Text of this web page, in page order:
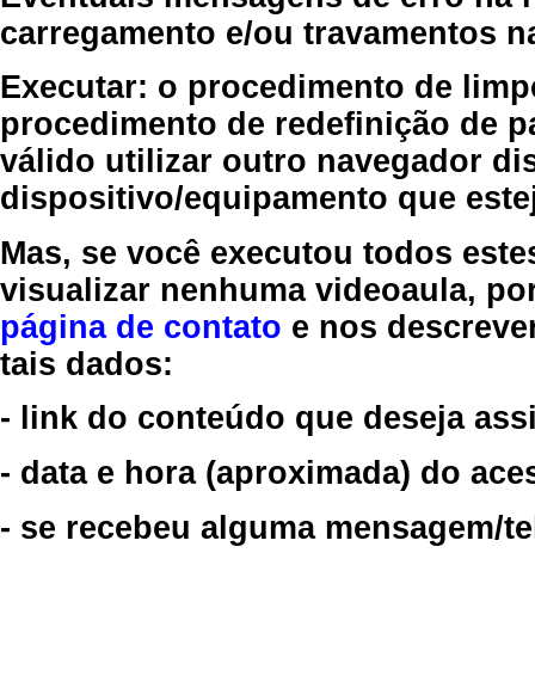
carregamento e/ou travamentos
Executar: o procedimento de
procedimento de redefinição de
válido utilizar outro navegador
dispositivo/equipamento que
Mas, se você executou todos
visualizar nenhuma videoaula,
página de contato e nos
tais dados:
- link do conteúdo que deseja
- data e hora (aproximada) do
- se recebeu alguma mensagem/